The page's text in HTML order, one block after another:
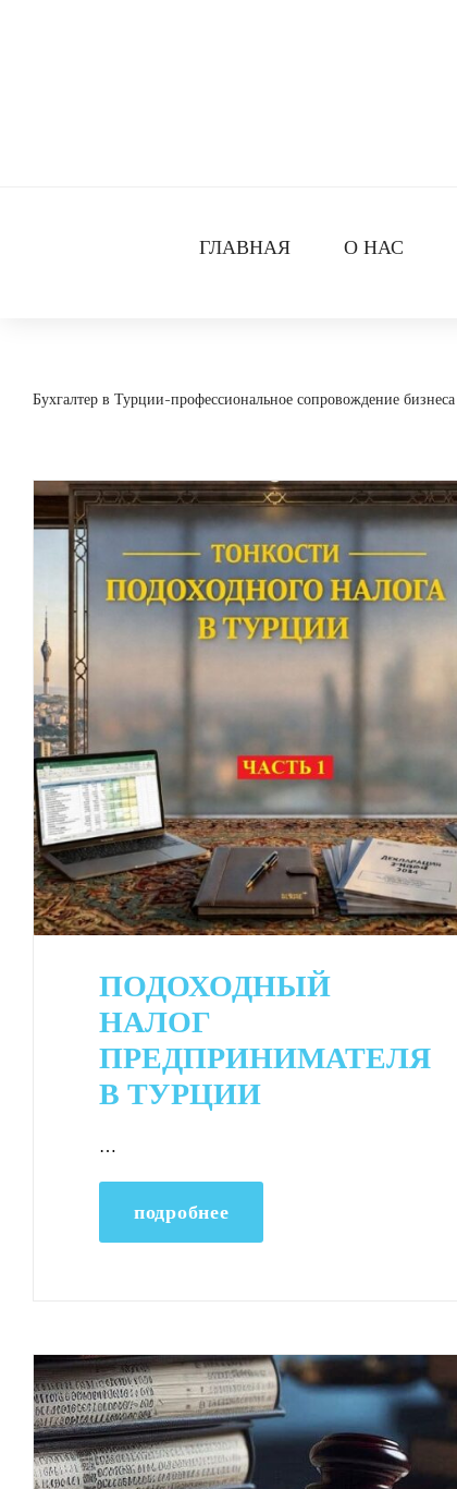
ГЛАВНАЯ О НАС
Бухгалтер в Турции-профессиональное сопровождение бизнеса
Рубрика:
АУДИТ
КОМПАНИИ
ПОДОХОДНЫЙ
НАЛОГ
ПРЕДПРИНИМАТЕЛЯ
В ТУРЦИИ
…
подробнее